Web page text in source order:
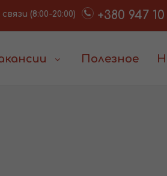
(8:00-20:00) +380 947 10
Полезное